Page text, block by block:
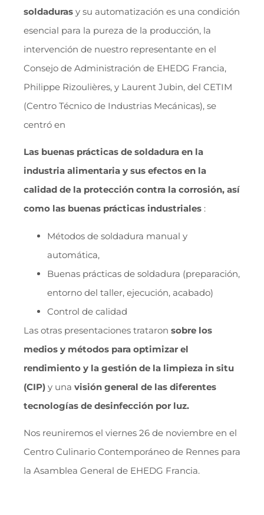
soldaduras y su automatización es una condición
esencial para la pureza de la producción, la
intervención de nuestro representante en el
Consejo de Administración de EHEDG Francia,
Philippe Rizoulières, y Laurent Jubin, del CETIM
(Centro Técnico de Industrias Mecánicas), se
centró en
Las buenas prácticas de soldadura en la
industria alimentaria y sus efectos en la
calidad de la protección contra la corrosión, así
como las buenas prácticas industriales :
Métodos de soldadura manual y
automática,
Buenas prácticas de soldadura (preparación,
entorno del taller, ejecución, acabado)
Control de calidad
Las otras presentaciones trataron sobre los
medios y métodos para optimizar el
rendimiento y la gestión de la limpieza in situ
(CIP) y una visión general de las diferentes
tecnologías de desinfección por luz.
Nos reuniremos el viernes 26 de noviembre en el
Centro Culinario Contemporáneo de Rennes para
la Asamblea General de EHEDG Francia.